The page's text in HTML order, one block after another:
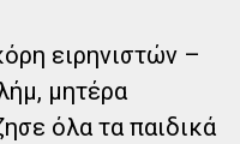
ειρηνιστών –
μητέρα
όλα τα παιδικά